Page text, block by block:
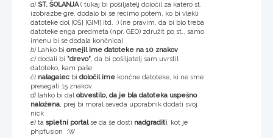
a) ST. ŠOLANJA( tukaj bi pošiljatelj določil za katero st.
izobrazbe gre, dodalo bi se recimo potem, ko bi vlekli
datoteke dol [OŠ] [GIM] itd. :) (ne pravim, da bi blo treba
datoteke enga predmeta (npr. GEO) združit po st., samo
imenu bi se dodala končnica)
b) Lahko bi omejil ime datoteke na 10 znakov
c) dodali bi "drevo", da bi pošiljatelj sam uvrstil
datoteko, kam paše
č) nalagalec bi določil ime končne datoteke, ki ne sme
presegati 15 znakov
d) lahko bi dalobvestilo, da je bla datoteka uspešno
naložena, prej bi moral seveda uporabnik dodati svoj
nick
e) ta spletni portalse da še dosti nadgraditi, kot je
phpfusion :W